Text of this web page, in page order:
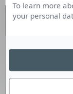
To learn more
your personal